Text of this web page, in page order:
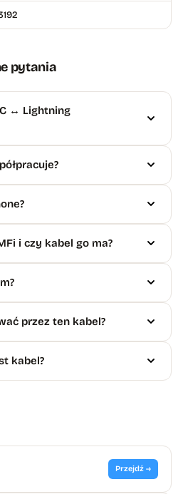
pytania
↔ Lightning
i czy kabel go ma?
przez ten kabel?
kabel?
Przejdź →